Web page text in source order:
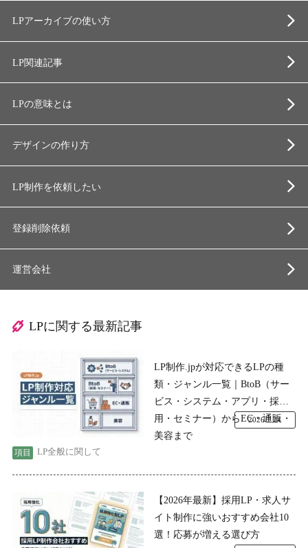
LPアーカイブの使い方
LP関連記事
LPの意味とは
デザインの作り方
LP制作を依頼したい
登録削除依頼
運営会社
LPに関する最新記事
LP制作.jpが対応できるLPの種
類・ジャンル一覧｜BtoB（サー
ビス・システム・アプリ・採
用・セミナー）からEC・通販・
美容まで
LP全般に関して
2026.7.24
【2026年最新】採用LP・求人サ
イト制作に強いおすすめ会社10
選！応募が増える選び方